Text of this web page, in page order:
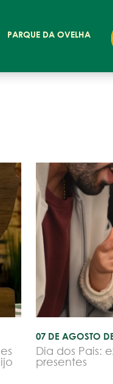
PARQUE DA OVELHA
07 DE AGOSTO
Dia dos Pais:
presentes